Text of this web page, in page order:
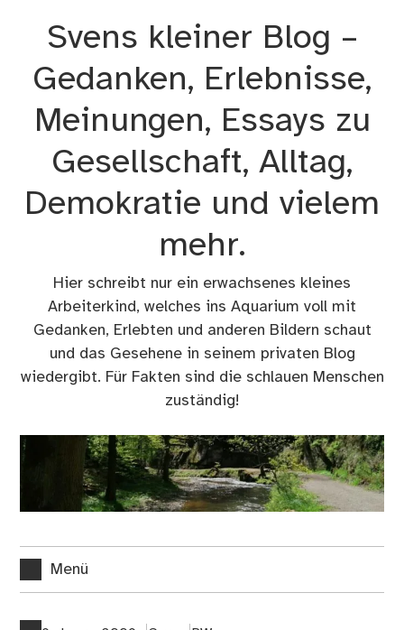
Svens kleiner Blog –
Gedanken, Erlebnisse,
Meinungen, Essays zu
Gesellschaft, Alltag,
Demokratie und vielem
mehr.
Hier schreibt nur ein erwachsenes kleines
Arbeiterkind, welches ins Aquarium voll mit
Gedanken, Erlebten und anderen Bildern schaut
und das Gesehene in seinem privaten Blog
wiedergibt. Für Fakten sind die schlauen Menschen
zuständig!
Menü